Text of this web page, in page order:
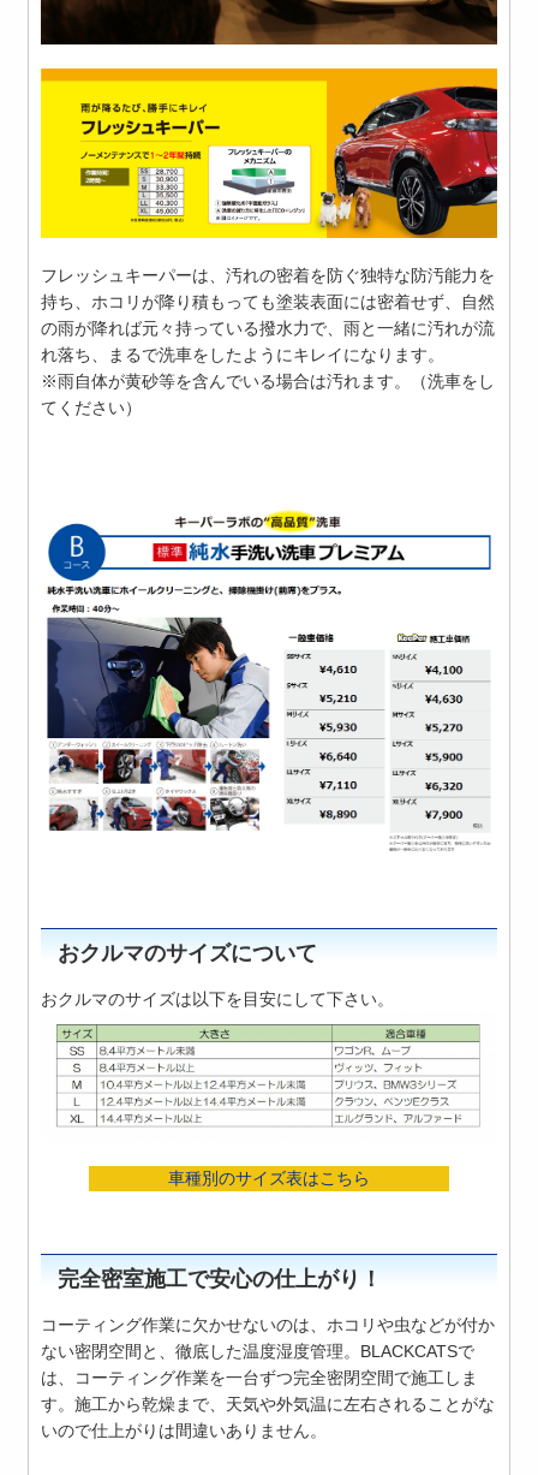
フレッシュキーパーは、汚れの密着を防ぐ独特な防汚能力を
持ち、ホコリが降り積もっても塗装表面には密着せず、自然
の雨が降れば元々持っている撥水力で、雨と一緒に汚れが流
れ落ち、まるで洗車をしたようにキレイになります。
※雨自体が黄砂等を含んでいる場合は汚れます。（洗車をし
てください）
おクルマのサイズについて
おクルマのサイズは以下を目安にして下さい。
車種別のサイズ表はこちら
完全密室施工で安心の仕上がり！
コーティング作業に欠かせないのは、ホコリや虫などが付か
ない密閉空間と、徹底した温度湿度管理。BLACKCATSで
は、コーティング作業を一台ずつ完全密閉空間で施工しま
す。施工から乾燥まで、天気や外気温に左右されることがな
いので仕上がりは間違いありません。